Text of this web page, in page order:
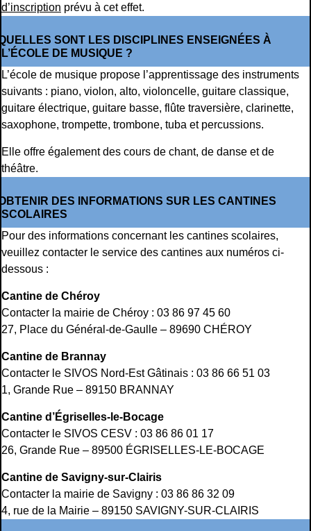
d’inscription prévu à cet effet.
SONT LES DISCIPLINES ENSEIGNÉES À
L’ÉCOLE DE MUSIQUE ?
L’école de musique propose l’apprentissage des instruments
suivants : piano, violon, alto, violoncelle, guitare classique,
guitare électrique, guitare basse, flûte traversière, clarinette,
saxophone, trompette, trombone, tuba et percussions.
Elle offre également des cours de chant, de danse et de
théâtre.
DES INFORMATIONS SUR LES CANTINES
SCOLAIRES
Pour des informations concernant les cantines scolaires,
veuillez contacter le service des cantines aux numéros ci-
dessous :
Cantine de Chéroy
Contacter la mairie de Chéroy : 03 86 97 45 60
27, Place du Général-de-Gaulle – 89690 CHÉROY
Cantine de Brannay
Contacter le SIVOS Nord-Est Gâtinais : 03 86 66 51 03
1, Grande Rue – 89150 BRANNAY
Cantine d’Égriselles-le-Bocage
Contacter le SIVOS CESV : 03 86 86 01 17
26, Grande Rue – 89500 ÉGRISELLES-LE-BOCAGE
Cantine de Savigny-sur-Clairis
Contacter la mairie de Savigny : 03 86 86 32 09
4, rue de la Mairie – 89150 SAVIGNY-SUR-CLAIRIS